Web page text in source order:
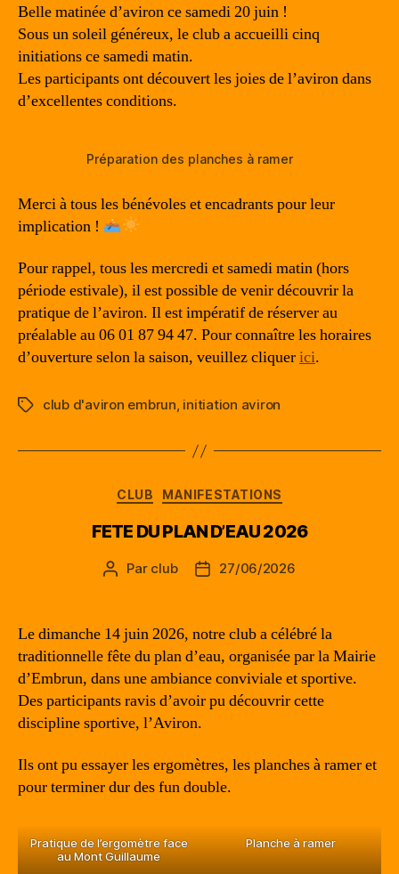
Belle matinée d’aviron ce samedi 20 juin !
Sous un soleil généreux, le club a accueilli cinq
initiations ce samedi matin.
Les participants ont découvert les joies de l’aviron dans
d’excellentes conditions.
Préparation des planches à ramer
Merci à tous les bénévoles et encadrants pour leur
implication !
Pour rappel, tous les mercredi et samedi matin (hors
période estivale), il est possible de venir découvrir la
pratique de l’aviron. Il est impératif de réserver au
préalable au 06 01 87 94 47. Pour connaître les horaires
d’ouverture selon la saison, veuillez cliquerici.
Étiquettes
club d'aviron embrun, initiation aviron
Catégories
CLUB MANIFESTATIONS
FETE DU PLAN D’EAU 2026
Auteur
Par club
Date27/06/2026
Le dimanche 14 juin 2026, notre club a célébré la
traditionnelle fête du plan d’eau, organisée par la Mairie
d’Embrun, dans une ambiance conviviale et sportive.
Des participants ravis d’avoir pu découvrir cette
discipline sportive, l’Aviron.
Ils ont pu essayer les ergomètres, les planches à ramer et
pour terminer dur des fun double.
Pratique de l’ergomètre face
au Mont Guillaume
Planche à ramer